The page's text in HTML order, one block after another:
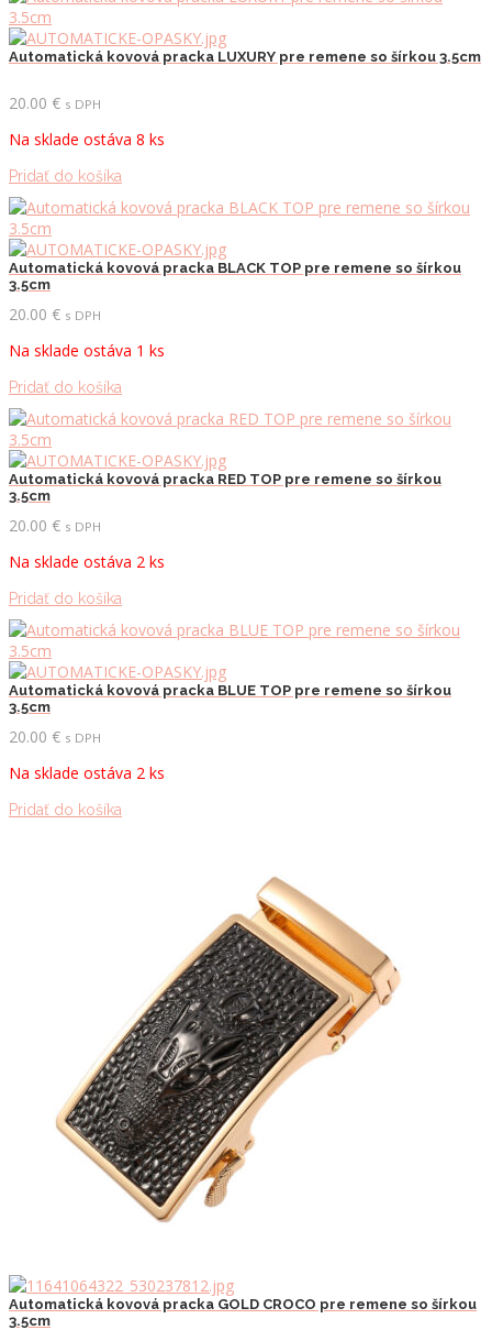
Automatická kovová pracka LUXURY pre remene so šírkou 3.5cm
20.00 € s DPH
Na sklade ostáva 8 ks
Pridať do košíka
Automatická kovová pracka BLACK TOP pre remene so šírkou
3.5cm
20.00 € s DPH
Na sklade ostáva 1 ks
Pridať do košíka
Automatická kovová pracka RED TOP pre remene so šírkou
3.5cm
20.00 € s DPH
Na sklade ostáva 2 ks
Pridať do košíka
Automatická kovová pracka BLUE TOP pre remene so šírkou
3.5cm
20.00 € s DPH
Na sklade ostáva 2 ks
Pridať do košíka
Automatická kovová pracka GOLD CROCO pre remene so šírkou
3.5cm